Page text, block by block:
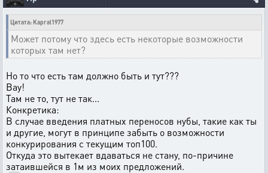
Цитата: Kapral1977
Может потому что здесь есть некоторые возможности
которых там нет?
Но то что есть там должно быть и тут???
Вау!
Там не то, тут не так...
Конкретика:
В случае введения платных переносов нубы, такие как ты
и другие, могут в принципе забыть о возможности
конкурирования с текущим топ100.
Откуда это вытекает вдаваться не стану, по-причине
затаившейся в 1м из моих предложений.